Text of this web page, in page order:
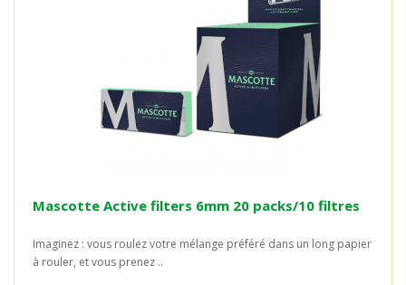
Mascotte Active filters 6mm 20 packs/10 filtres
Imaginez : vous roulez votre mélange préféré dans un long papier
à rouler, et vous prenez ..